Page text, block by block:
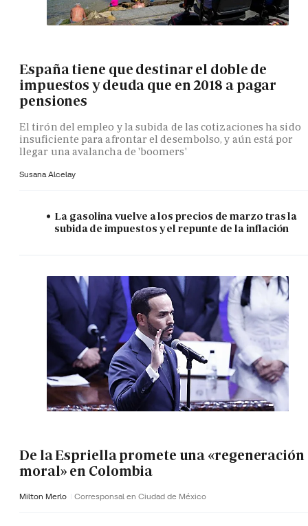
España tiene que destinar el doble de
impuestos y deuda que en 2018 a pagar
pensiones
El tirón del empleo y la subida de las cotizaciones ha sido
insuficiente para afrontar el desembolso, y aún está por
llegar una avalancha de 'boomers'
Susana Alcelay
La gasolina vuelve a los precios de marzo tras la
subida de impuestos y el repunte de la inflación
De la Espriella promete una «regeneración
moral» en Colombia
Milton Merlo Corresponsal en Ciudad de México